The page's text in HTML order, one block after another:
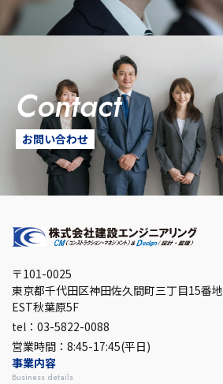
contact
お問い合わせ
〒101-0025
東京都千代田区神田佐久間町三丁目15番地
EST秋葉原5F
tel：03-5822-0088
営業時間：8:45-17:45(平日)
事業内容
business details